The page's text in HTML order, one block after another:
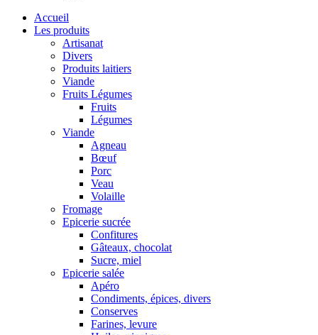
Accueil
Les produits
Artisanat
Divers
Produits laitiers
Viande
Fruits Légumes
Fruits
Légumes
Viande
Agneau
Bœuf
Porc
Veau
Volaille
Fromage
Epicerie sucrée
Confitures
Gâteaux, chocolat
Sucre, miel
Epicerie salée
Apéro
Condiments, épices, divers
Conserves
Farines, levure